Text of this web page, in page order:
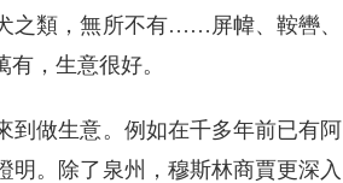
之類，無所不有……屏幃、鞍轡、
，生意很好。
到做生意。例如在千多年前已有阿
明。除了泉州，穆斯林商賈更深入